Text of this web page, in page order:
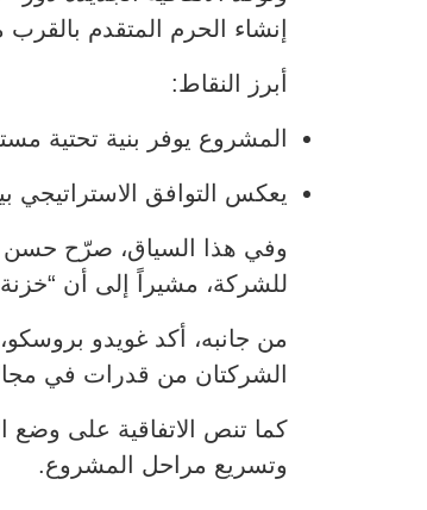
إنشاء الحرم المتقدم بالقرب
أبرز النقاط:
المشروع يوفر بنية تحتية
يعكس التوافق الاستراتيجي
وفي هذا السياق، صرّح حسن
للشركة، مشيراً إلى أن
من جانبه، أكد غويدو
الشركتان من قدرات في
كما تنص الاتفاقية على وضع
وتسريع مراحل المشروع.